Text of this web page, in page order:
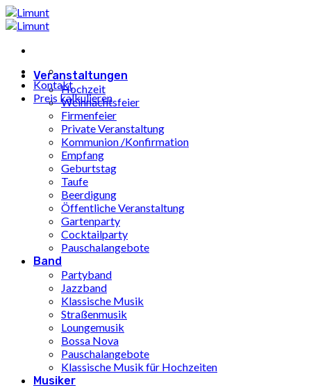
Zum
Inhalt
Veranstaltungen
Hochzeit
Weihnachtsfeier
Firmenfeier
Private Veranstaltung
Kommunion /Konfirmation
Empfang
Geburtstag
Taufe
Beerdigung
Öffentliche Veranstaltung
Gartenparty
Cocktailparty
Pauschalangebote
Band
Partyband
Jazzband
Klassische Musik
Straßenmusik
Loungemusik
Bossa Nova
Pauschalangebote
Klassische Musik für Hochzeiten
Musiker
Kontakt
Preis kalkulieren